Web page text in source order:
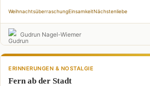
WeihnachtsüberraschungEinsamkeitNächstenliebe
Gudrun Nagel-Wiemer
ERINNERUNGEN & NOSTALGIE
Fern ab der Stadt